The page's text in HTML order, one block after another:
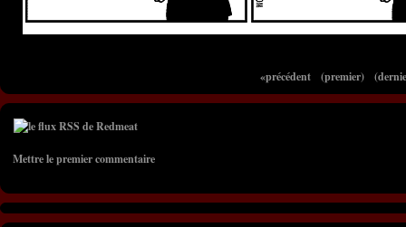
«précédent (premier)
Mettre le premier commentaire